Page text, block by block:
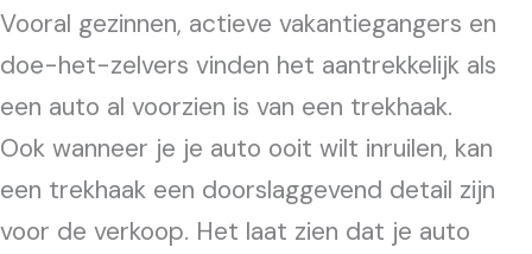
Vooral gezinnen, actieve vakantiegangers en
doe-het-zelvers vinden het aantrekkelijk als
een auto al voorzien is van een trekhaak.
Ook wanneer je je auto ooit wilt inruilen, kan
een trekhaak een doorslaggevend detail zijn
voor de verkoop. Het laat zien dat je auto